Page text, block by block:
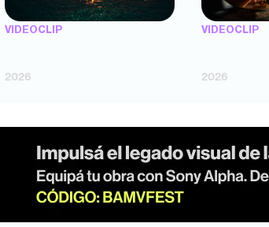
VIDEOCLIP
2026
VIDEOCLIP
2026